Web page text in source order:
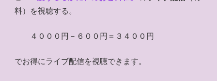
料）を視聴する。
４０００円－６００円＝３４００円
でお得にライブ配信を視聴できます。